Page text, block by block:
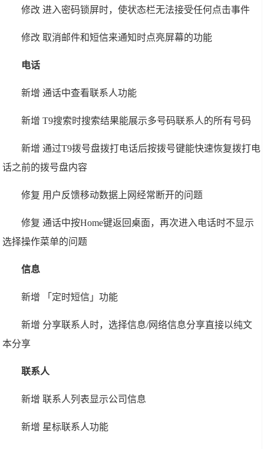
修改 进入密码锁屏时，使状态栏无法接受任何点击事件
修改 取消邮件和短信来通知时点亮屏幕的功能
电话
新增 通话中查看联系人功能
新增 T9搜索时搜索结果能展示多号码联系人的所有号码
新增 通过T9拨号盘拨打电话后按拨号键能快速恢复拨打电
话之前的拨号盘内容
修复 用户反馈移动数据上网经常断开的问题
修复 通话中按Home键返回桌面，再次进入电话时不显示
选择操作菜单的问题
信息
新增 「定时短信」功能
新增 分享联系人时，选择信息/网络信息分享直接以纯文
本分享
联系人
新增 联系人列表显示公司信息
新增 星标联系人功能